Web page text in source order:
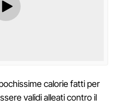
calorie fatti per
validi alleati contro il